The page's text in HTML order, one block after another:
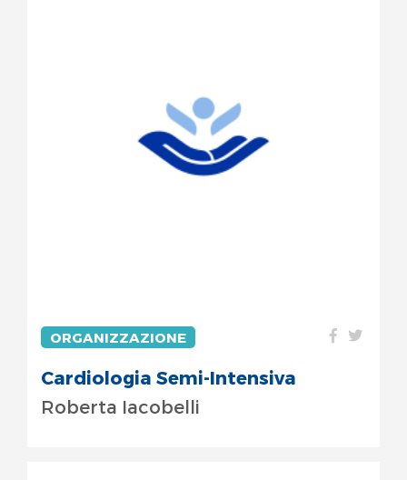
ORGANIZZAZIONE
Cardiologia Semi-Intensiva
Roberta Iacobelli